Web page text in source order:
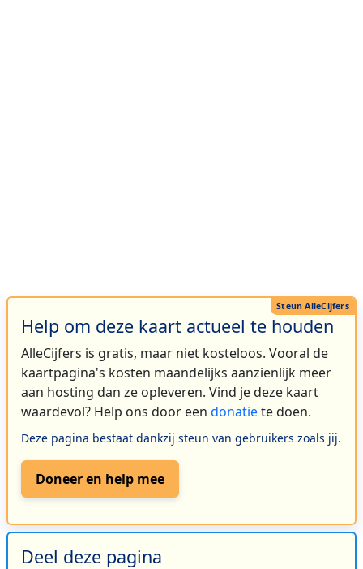
Help om deze kaart actueel te houden
AlleCijfers is gratis, maar niet kosteloos. Vooral de
kaartpagina's kosten maandelijks aanzienlijk meer
aan hosting dan ze opleveren. Vind je deze kaart
waardevol? Help ons door een donatiete doen.
Deze pagina bestaat dankzij steun van gebruikers zoals jij.
Doneer en help mee
Deel deze pagina